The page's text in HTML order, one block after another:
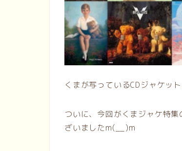
くまが写っているCDジャケッ
ついに、今回がくまジャケ特
ざいましたm(__)m